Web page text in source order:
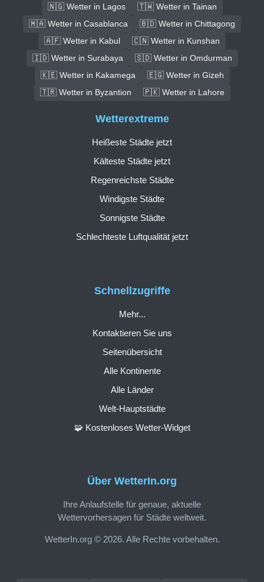
🇳🇬 Wetter in Lagos
🇹🇼 Wetter in Tainan
🇲🇦 Wetter in Casablanca
🇧🇩 Wetter in Chittagong
🇦🇫 Wetter in Kabul
🇨🇳 Wetter in Kunshan
🇮🇩 Wetter in Surabaya
🇸🇩 Wetter in Omdurman
🇰🇪 Wetter in Kakamega
🇪🇬 Wetter in Gizeh
🇹🇷 Wetter in Byzantion
🇵🇰 Wetter in Lahore
Über WetterIn.org
Ihre Anlaufstelle für genaue, aktuelle
Wettervorhersagen für Städte weltweit.
WetterIn.org © 2026. Alle Rechte vorbehalten.
Schnellzugriffe
Mehr...
Kontaktieren Sie uns
Seitenübersicht
Alle Kontinente
Alle Länder
Welt-Hauptstädte
🧩 Kostenloses Wetter-Widget
Wetterextreme
Heißeste Städte jetzt
Kälteste Städte jetzt
Regenreichste Städte
Windigste Städte
Sonnigste Städte
Schlechteste Luftqualität jetzt